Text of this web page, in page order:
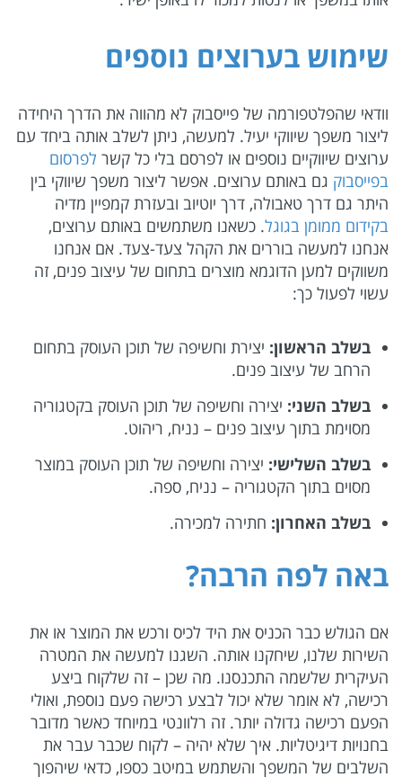
שימוש בערוצים נוספים
וודאי שהפלטפורמה של פייסבוק לא מהווה את הדרך היחידה
ליצור משפך שיווקי יעיל. למעשה, ניתן לשלב אותה ביחד עם
ערוצים שיווקיים נוספים או לפרסם בלי כל קשר לפרסום
בפייסבוק גם באותם ערוצים. אפשר ליצור משפך שיווקי בין
היתר גם דרך טאבולה, דרך יוטיוב ובעזרת קמפיין מדיה
בקידום ממומן בגוגל. כשאנו משתמשים באותם ערוצים,
אנחנו למעשה בוררים את הקהל צעד-צעד. אם אנחנו
משווקים למען הדוגמא מוצרים בתחום של עיצוב פנים, זה
עשוי לפעול כך:
בשלב הראשון: יצירת וחשיפה של תוכן העוסק בתחום
הרחב של עיצוב פנים.
בשלב השני: יצירה וחשיפה של תוכן העוסק בקטגוריה
מסוימת בתוך עיצוב פנים – נניח, ריהוט.
בשלב השלישי: יצירה וחשיפה של תוכן העוסק במוצר
מסוים בתוך הקטגוריה – נניח, ספה.
בשלב האחרון: חתירה למכירה.
באה לפה הרבה?
אם הגולש כבר הכניס את היד לכיס ורכש את המוצר או את
השירות שלנו, שיחקנו אותה. השגנו למעשה את המטרה
העיקרית שלשמה התכנסנו. מה שכן – זה שלקוח ביצע
רכישה, לא אומר שלא יכול לבצע רכישה פעם נוספת, ואולי
הפעם רכישה גדולה יותר. זה רלוונטי במיוחד כאשר מדובר
בחנויות דיגיטליות. איך שלא יהיה – לקוח שכבר עבר את
השלבים של המשפך והשתמש במיטב כספו, כדאי שיהפוך